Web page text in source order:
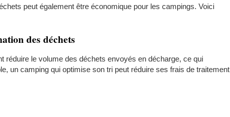
peut également être économique pour les campings. Voici
des déchets
réduire le volume des déchets envoyés en décharge, ce qui
un camping qui optimise son tri peut réduire ses frais de traitement